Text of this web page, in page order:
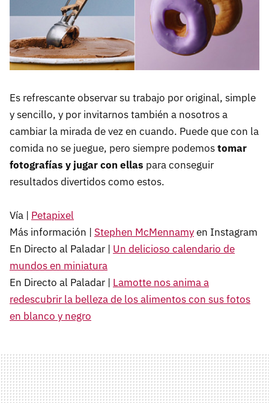
Es refrescante observar su trabajo por original, simple
y sencillo, y por invitarnos también a nosotros a
cambiar la mirada de vez en cuando. Puede que con la
comida no se juegue, pero siempre podemostomar
fotografías y jugar con ellas para conseguir
resultados divertidos como estos.
Vía | Petapixel
Más información | Stephen McMennamyen Instagram
En Directo al Paladar | Un delicioso calendario de
mundos en miniatura
En Directo al Paladar | Lamotte nos anima a
redescubrir la belleza de los alimentos con sus fotos
en blanco y negro